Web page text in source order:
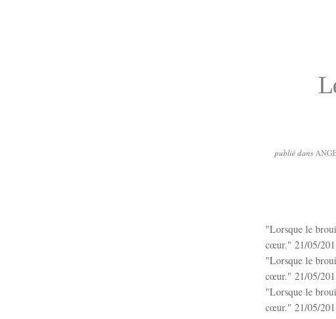
publié dans
"Lorsque le
cœur." 21/05/
"Lorsque le
cœur." 21/05/
"Lorsque le
cœur." 21/05/